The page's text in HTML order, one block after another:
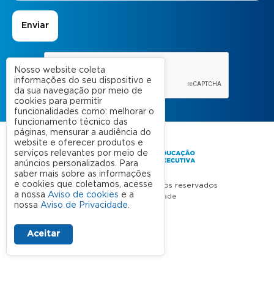
FGV 2023 © Todos os direitos reservados
Aviso de Privacidade
Termos de uso
Nosso website coleta
informações do seu dispositivo e
da sua navegação por meio de
cookies para permitir
funcionalidades como: melhorar o
funcionamento técnico das
páginas, mensurar a audiência do
website e oferecer produtos e
serviços relevantes por meio de
anúncios personalizados. Para
saber mais sobre as informações
e cookies que coletamos, acesse
a nossa Aviso de cookies e a
nossa Aviso de Privacidade.
Aceitar